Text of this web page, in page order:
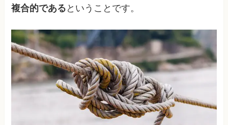
複合的であるということです。